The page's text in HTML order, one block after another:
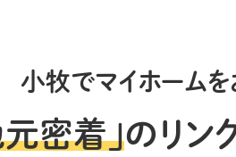
小牧でマイホームを
元密着」のリン